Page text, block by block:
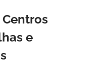
e